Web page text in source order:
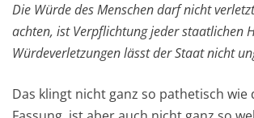
Die Würde des Menschen darf nicht
achten, ist Verpflichtung jeder staatlichen
Würdeverletzungen lässt der Staat nicht
Das klingt nicht ganz so pathetisch wie